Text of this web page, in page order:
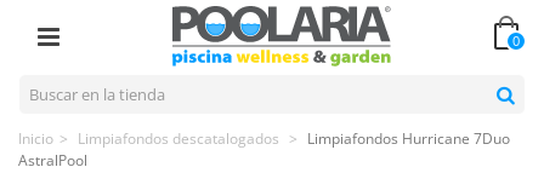
0
Inicio > Limpiafondos descatalogados > Limpiafondos Hurricane 7Duo
AstralPool